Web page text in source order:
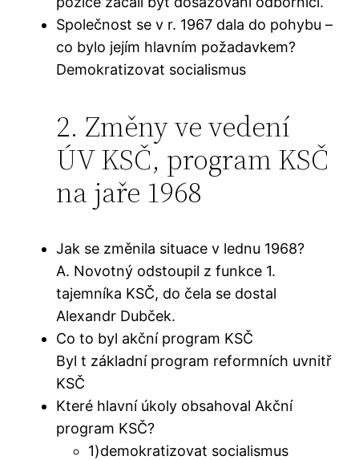
Společnost se v r. 1967 dala do pohybu –
co bylo jejím hlavním požadavkem?
Demokratizovat socialismus
2. Změny ve vedení
ÚV KSČ, program KSČ
na jaře 1968
Jak se změnila situace v lednu 1968?
A. Novotný odstoupil z funkce 1.
tajemníka KSČ, do čela se dostal
Alexandr Dubček.
Co to byl akční program KSČ
Byl t základní program reformních uvnitř
KSČ
Které hlavní úkoly obsahoval Akční
program KSČ?
1)demokratizovat socialismus